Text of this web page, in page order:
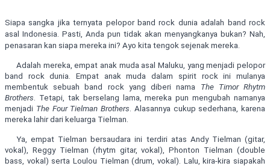
Siapa sangka jika ternyata pelopor band rock dunia adalah band rock
asal Indonesia. Pasti, Anda pun tidak akan menyangkanya bukan? Nah,
penasaran kan siapa mereka ini? Ayo kita tengok sejenak mereka.
Adalah mereka, empat anak muda asal Maluku, yang menjadi pelopor
band rock dunia. Empat anak muda dalam spirit rock ini mulanya
membentuk sebuah band rock yang diberi nama The Timor Rhytm
Brothers . Tetapi, tak berselang lama, mereka pun mengubah namanya
menjadi The Four Tielman Brothers . Alasannya cukup sederhana, karena
mereka lahir dari keluarga Tielman.
Ya, empat Tielman bersaudara ini terdiri atas Andy Tielman (gitar,
vokal), Reggy Tielman (rhytm gitar, vokal), Phonton Tielman (double
bass, vokal) serta Loulou Tielman (drum, vokal). Lalu, kira-kira siapakah